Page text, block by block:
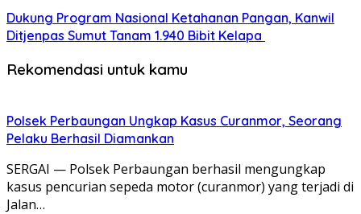
Dukung Program Nasional Ketahanan Pangan, Kanwil
Ditjenpas Sumut Tanam 1.940 Bibit Kelapa
Rekomendasi untuk kamu
Polsek Perbaungan Ungkap Kasus Curanmor, Seorang
Pelaku Berhasil Diamankan
SERGAI — Polsek Perbaungan berhasil mengungkap
kasus pencurian sepeda motor (curanmor) yang terjadi di
Jalan…